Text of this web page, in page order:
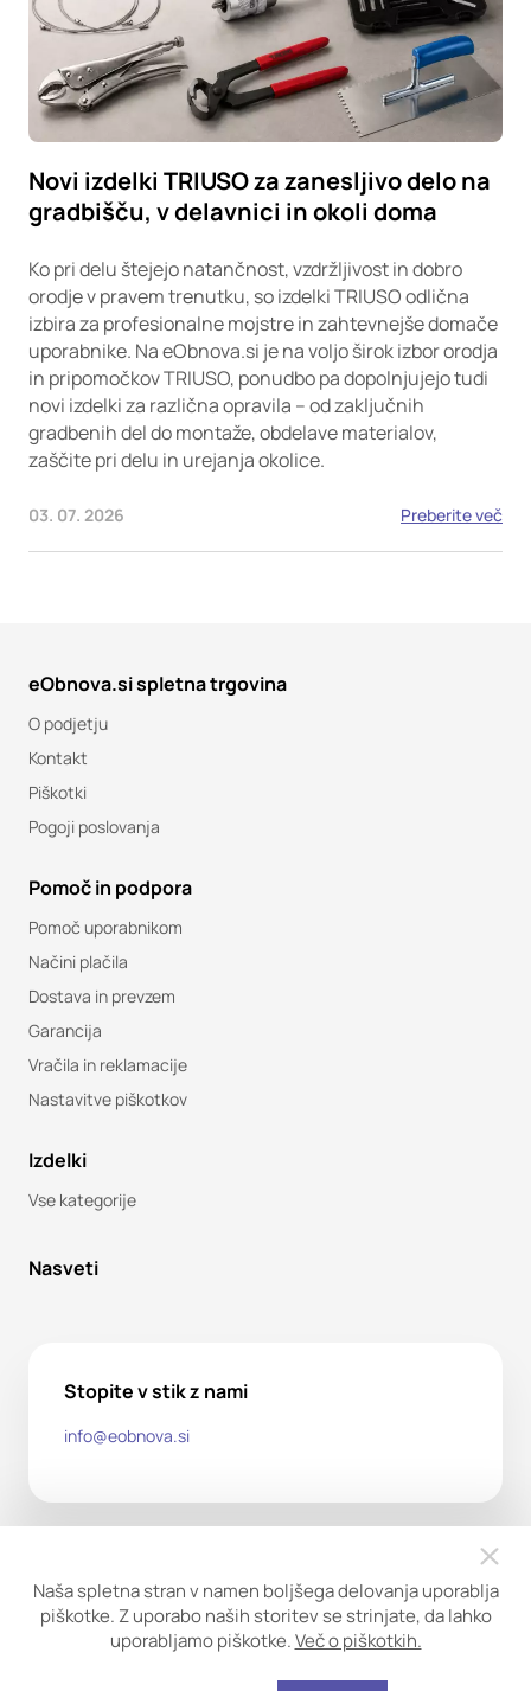
Novi izdelki TRIUSO za zanesljivo delo na
gradbišču, v delavnici in okoli doma
Ko pri delu štejejo natančnost, vzdržljivost in dobro
orodje v pravem trenutku, so izdelki TRIUSO odlična
izbira za profesionalne mojstre in zahtevnejše domače
uporabnike. Na eObnova.si je na voljo širok izbor orodja
in pripomočkov TRIUSO, ponudbo pa dopolnjujejo tudi
novi izdelki za različna opravila – od zaključnih
gradbenih del do montaže, obdelave materialov,
zaščite pri delu in urejanja okolice.
03. 07. 2026 Preberite več
eObnova.si spletna trgovina
O podjetju
Kontakt
Piškotki
Pogoji poslovanja
Pomoč in podpora
Pomoč uporabnikom
Načini plačila
Dostava in prevzem
Garancija
Vračila in reklamacije
Nastavitve piškotkov
Izdelki
Vse kategorije
Nasveti
Stopite v stik z nami
info@eobnova.si
Naša spletna stran v namen boljšega delovanja uporablja
piškotke. Z uporabo naših storitev se strinjate, da lahko
uporabljamo piškotke.Več o piškotkih.